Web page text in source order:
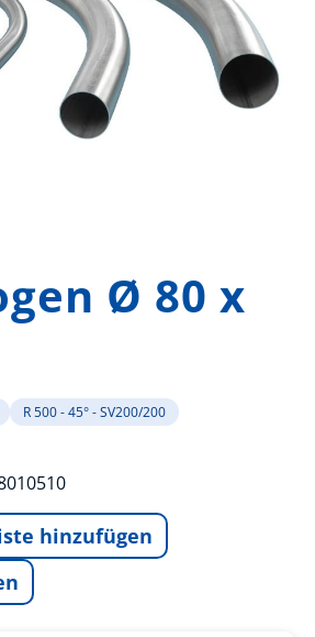
Ø 80 x
R 500 - 45° - SV200/200
hinzufügen